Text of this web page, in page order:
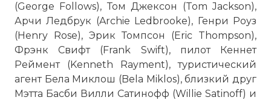
(George Follows), Том Джексон (Tom Jackson),
Арчи Ледбрук (Archie Ledbrooke), Генри Роуз
(Henry Rose), Эрик Томпсон (Eric Thompson),
Фрэнк Свифт (Frank Swift), пилот Кеннет
Реймент (Kenneth Rayment), туристический
агент Бела Миклош (Bela Miklos), близкий друг
Мэтта Басби Вилли Сатинофф (Willie Satinoff) и